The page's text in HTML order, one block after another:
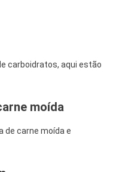
carboidratos, aqui estão
moída
de carne moída e